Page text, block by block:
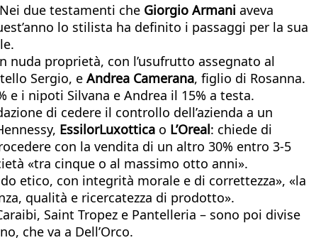
due testamenti che Giorgio Armani aveva
lo stilista ha definito i passaggi per la sua
nuda proprietà, con l’usufrutto assegnato al
Sergio, e Andrea Camerana, figlio di Rosanna.
e i nipoti Silvana e Andrea il 15% a testa.
di cedere il controllo dell’azienda a un
EssilorLuxottica o L’Oreal: chiede di
con la vendita di un altro 30% entro 3-5
«tra cinque o al massimo otto anni».
etico, con integrità morale e di correttezza», «la
qualità e ricercatezza di prodotto».
Saint Tropez e Pantelleria – sono poi divise
che va a Dell’Orco.